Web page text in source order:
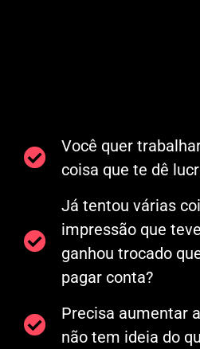
Você quer
coisa que te dê
Já tentou várias
impressão que
ganhou trocado
pagar conta?
Precisa aumentar
não tem ideia do